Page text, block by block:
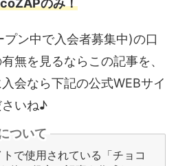
ン中で入会者募集中)の口
無を見るならこの記事を、
会なら下記の公式WEBサイ
さいね♪
ついて
で使用されている「チョコ